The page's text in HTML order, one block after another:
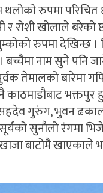
रुपमा परिचित
रोशी खोलाले बरेको छ
रुपमा देखिन्छ ।
बच्चैमा नाम सुने पनि
तेमालको बारेमा
काठमाडौबाट
गुरुंग, भुवन
सुनौलो रंगमा
बाटोमै